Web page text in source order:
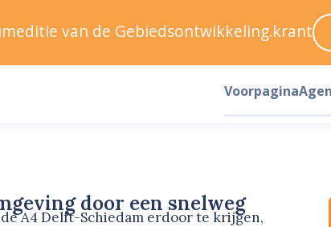
door een snelweg
de A4 Delft-Schiedam erdoor te krijgen,
van de Gebiedsontwikkeling.krant
Voorpagina